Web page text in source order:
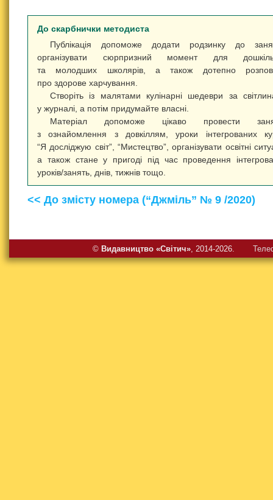
До скарбнички методиста
Публікація допоможе додати родзинку до
організувати сюрпризний момент для
та молодших школярів, а також дотепно
про здорове харчування.
Створіть із малятами кулінарні шедеври за
у журналі, а потім придумайте власні.
Матеріал допоможе цікаво провести
з ознайомлення з довкіллям, уроки інтегрованих
“Я досліджую світ”, “Мистецтво”, організувати освітні
а також стане у пригоді під час проведення
уроків/занять, днів, тижнів тощо.
<< До змісту номера (“Джміль” № 9 /2020)
© Видавництво «Свiтич», 2014-2026.